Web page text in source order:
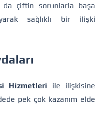
çiftin sorunlarla başa
sağlıklı bir ilişki
Hizmetleri ile ilişkisine
pek çok kazanım elde